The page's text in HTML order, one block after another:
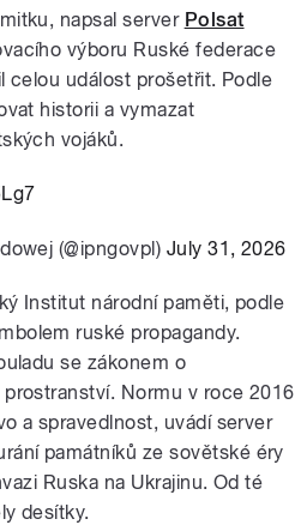
napsal server Polsat
výboru Ruské federace
celou událost prošetřit. Podle
historii a vymazat
vojáků.
(@ipngovpl) July 31, 2026
Institut národní paměti, podle
ruské propagandy.
se zákonem o
Normu v roce 2016
a spravedlnost, uvádí server
památníků ze sovětské éry
Ruska na Ukrajinu. Od té
desítky.